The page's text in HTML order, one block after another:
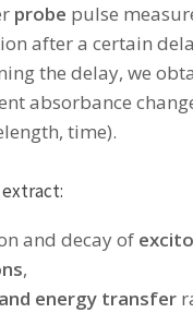
probe pulse
after a certain
the delay, we
absorbance
time).
extract:
and decay of
,
energy transfer